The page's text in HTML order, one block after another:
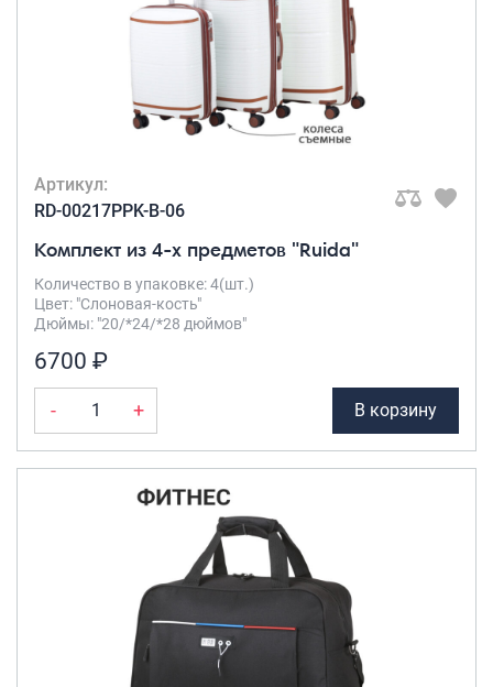
Артикул:
RD-00217PPK-B-06
Комплект из 4-х предметов "Ruida"
Количество в упаковке: 4(шт.)
Цвет: "Слоновая-кость"
Дюймы: "20/*24/*28 дюймов"
6700 ₽
- + В корзину